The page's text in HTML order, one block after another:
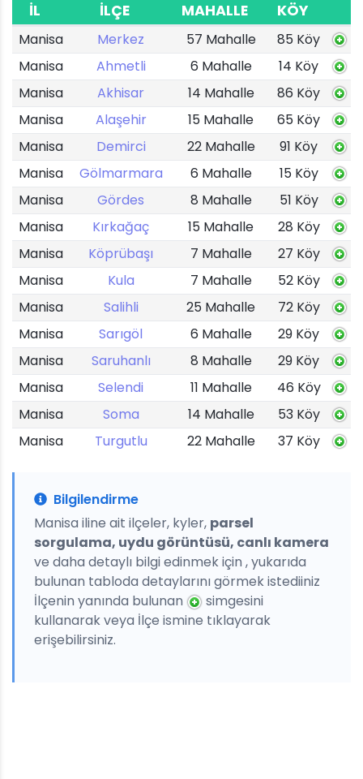
İL İLÇE MAHALLE KÖY
Manisa Merkez 57 Mahalle
85 Köy
Manisa
Ahmetli 6 Mahalle
14 Köy
Manisa
Akhisar 14 Mahalle
86 Köy
Manisa
Alaşehir 15 Mahalle
65 Köy
Manisa
Demirci 22 Mahalle
91 Köy
Manisa
Gölmarmara 6 Mahalle
15 Köy
Manisa
Gördes 8 Mahalle
51 Köy
Manisa
Kırkağaç 15 Mahalle
28 Köy
Manisa
Köprübaşı 7 Mahalle
27 Köy
Manisa
Kula 7 Mahalle
52 Köy
Manisa
Salihli 25 Mahalle
72 Köy
Manisa
Sarıgöl 6 Mahalle
29 Köy
Manisa
Saruhanlı 8 Mahalle
29 Köy
Manisa
Selendi 11 Mahalle
46 Köy
Manisa
Soma 14 Mahalle
53 Köy
Manisa
Turgutlu 22 Mahalle 37 Köy
Bilgilendirme
Manisa iline ait ilçeler, kyler, parsel
sorgulama, uydu görüntüsü, canlı kamera
ve daha detaylı bilgi edinmek için , yukarıda
bulunan tabloda detaylarını görmek istediiniz
İlçenin yanında bulunan
simgesini
kullanarak veya İlçe ismine tıklayarak
erişebilirsiniz.